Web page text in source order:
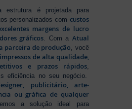
estrutura é projetada para
personalizados com custos
margens de lucro
gráficos. Com a Atual
parceira de produção, você
impressos de alta qualidade,
e prazos rápidos,
eficiência no seu negócio.
publicitário, arte-
ou gráfica de qualquer
a solução ideal para